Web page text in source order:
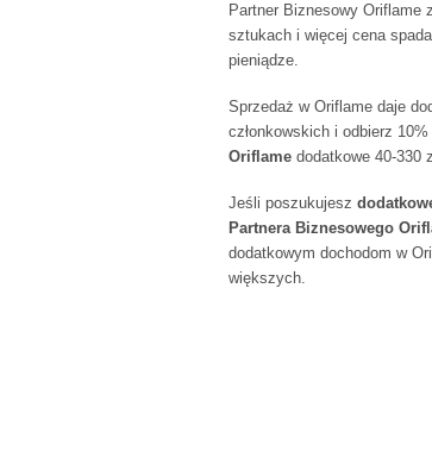
Partner Biznesowy Oriflame
sztukach i więcej cena
pieniądze.
Sprzedaż w Oriflame daje
członkowskich i odbierz
Oriflame dodatkowe 40-330
Jeśli poszukujesz
Partnera Biznesowego
dodatkowym dochodom w
większych.